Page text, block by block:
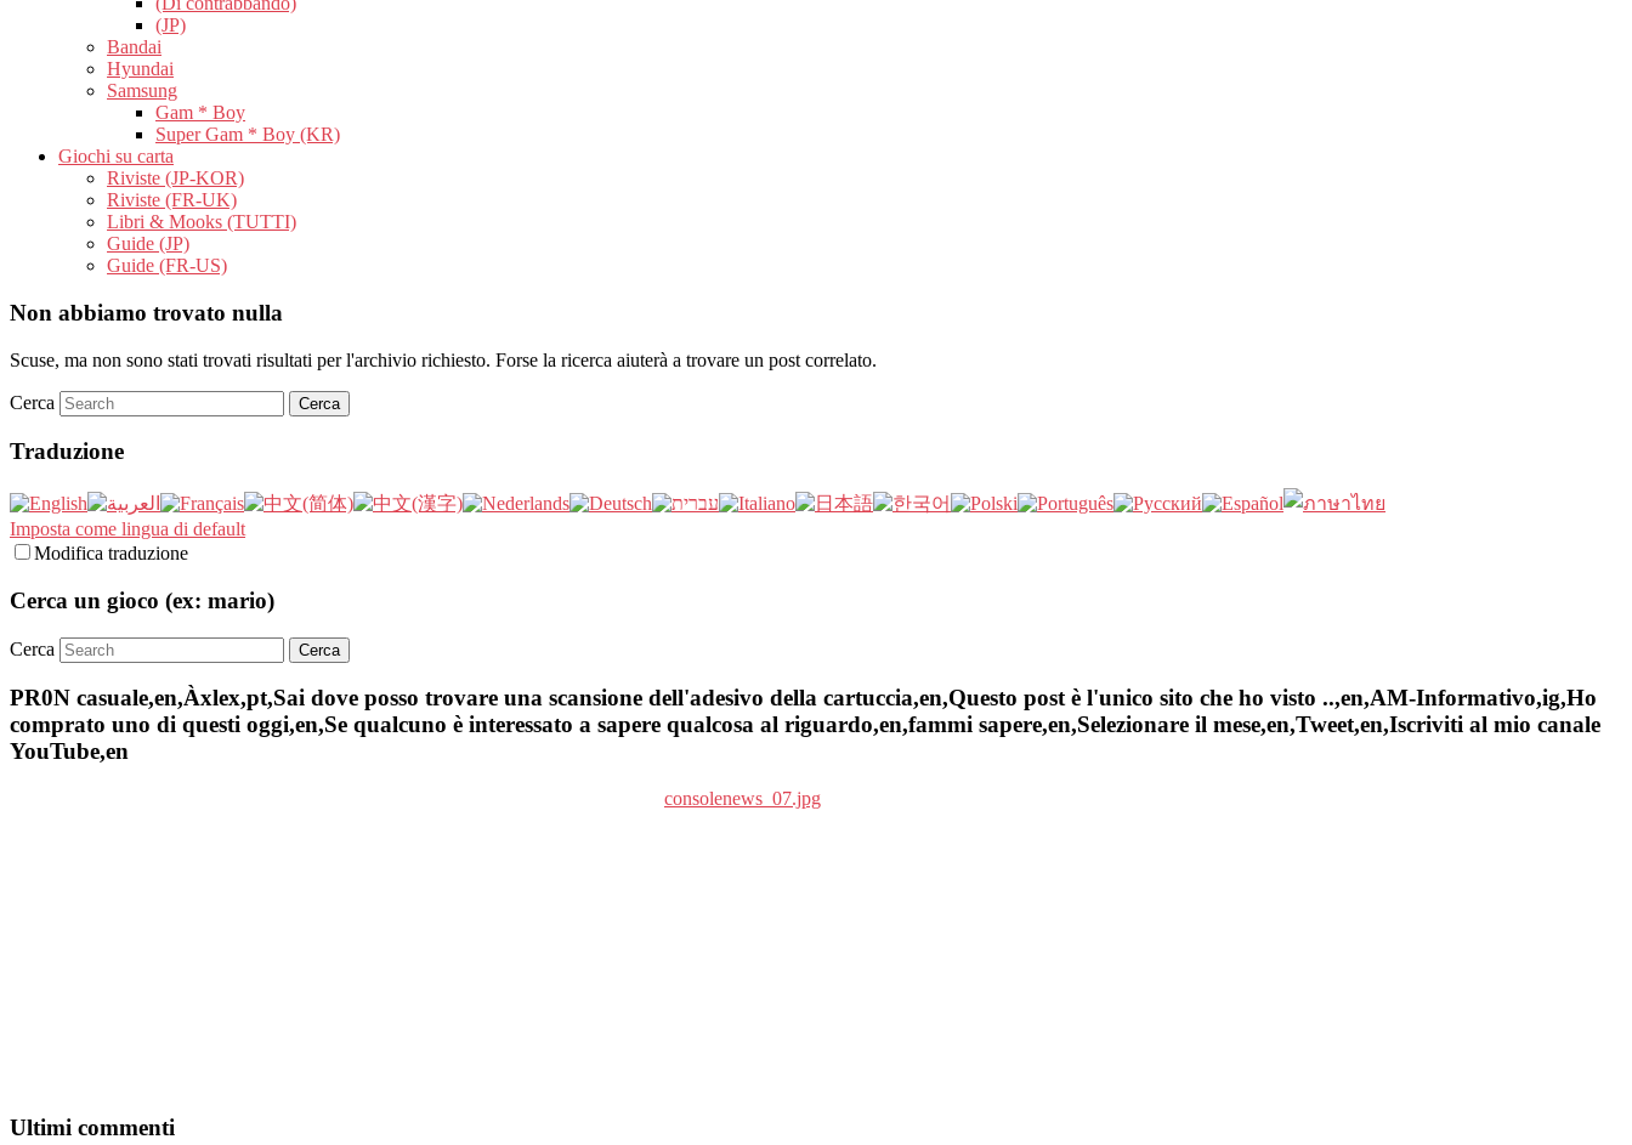
(JP)
Bandai
Hyundai
Samsung
Gam * Boy
Super Gam * Boy (KR)
Giochi su carta
Riviste (JP-KOR)
Riviste (FR-UK)
Libri & Mooks (TUTTI)
Guide (JP)
Guide (FR-US)
Non abbiamo trovato nulla
Scuse, ma non sono stati trovati risultati per l'archivio richiesto. Forse la ricerca aiuterà a trovare un post correlato.
Cerca
Traduzione
Imposta come lingua di default
Modifica traduzione
Cerca un gioco (ex: mario)
Cerca
PR0N casuale,en,Àxlex,pt,Sai dove posso trovare una scansione dell'adesivo della cartuccia,en,Questo post è l'unico sito che ho visto ..,en,AM-Informativo,ig,Ho
comprato uno di questi oggi,en,Se qualcuno è interessato a sapere qualcosa al riguardo,en,fammi sapere,en,Selezionare il mese,en,Tweet,en,Iscriviti al mio canale
YouTube,en
Ultimi commenti